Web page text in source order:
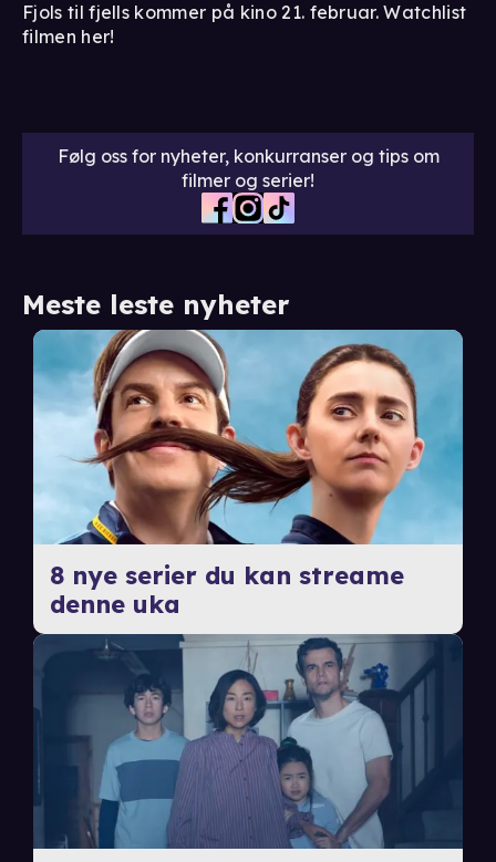
Fjols til fjells kommer på kino 21. februar. Watchlist
filmen her!
Følg oss for nyheter, konkurranser og tips om
filmer og serier!
Meste leste nyheter
8 nye serier du kan streame
denne uka